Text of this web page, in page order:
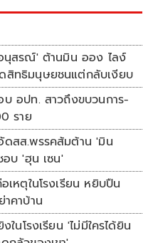
สรณ์' ต้านมิน ออง ไลง์
สิทธิมนุษยชนแต่กลับเงียบ
อปท. สาวถึงขบวนการ-
ราย
สส.พรรคส้มต้าน 'มิน
บ 'ฮุน เซน'
เหตุในโรงเรียน หยิบปืน
คาบ้าน
ในโรงเรียน 'ไม่มีใครได้ยิน